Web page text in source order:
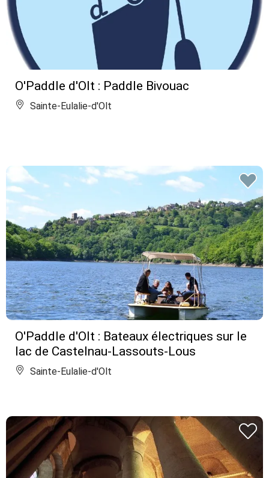
O'Paddle d'Olt : Paddle Bivouac
Sainte-Eulalie-d'Olt
O'Paddle d'Olt : Bateaux électriques sur le
lac de Castelnau-Lassouts-Lous
Sainte-Eulalie-d'Olt